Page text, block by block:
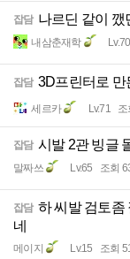
잡담 나르딘 같이 깼
내삼춘재학 Lv.70
잡담 3D프린터로 만
세르카 Lv.71 조
잡담 시발 2관 빙글
말짜쓰 Lv.65 조회
잡담 하 씨발 검토좀
네
메이지 Lv.15 조회